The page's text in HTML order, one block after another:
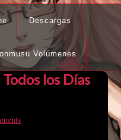
Descargas
Volúmenes
los Días